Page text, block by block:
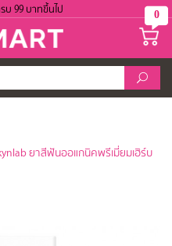
บ 99 บาทขึ้นไป 0
ยาสีฟันออแกนิคพรีเมี่ยมเฮิร์บ